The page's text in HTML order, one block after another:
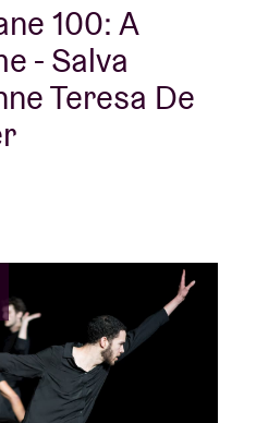
100: A
- Salva
Teresa De